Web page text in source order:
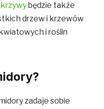
będzie także
drzew i krzewów
i roślin
zadaje sobie